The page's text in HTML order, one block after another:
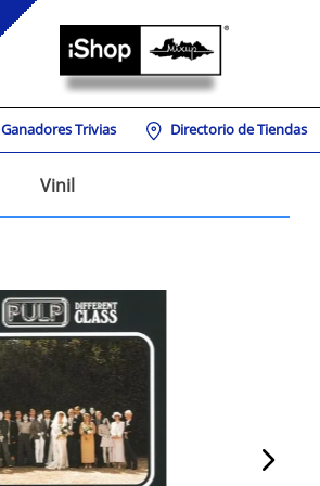
Ganadores Trivias Directorio de Tiendas
Vinil